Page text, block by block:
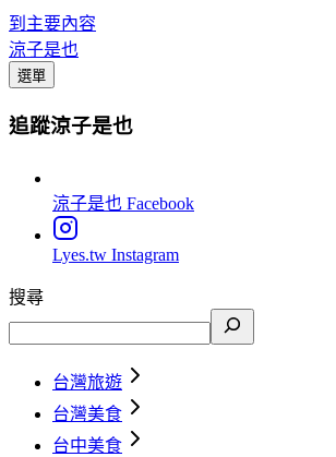
到主要內容
涼子是也
選單
追蹤涼子是也
涼子是也 Facebook
Lyes.tw Instagram
搜尋
台灣旅遊
台灣美食
台中美食